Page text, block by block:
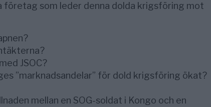
företag som leder denna dolda krigsföring mot
JSOC?
”marknadsandelar” för dold krigsföring ökat?
mellan en SOG-soldat i Kongo och en